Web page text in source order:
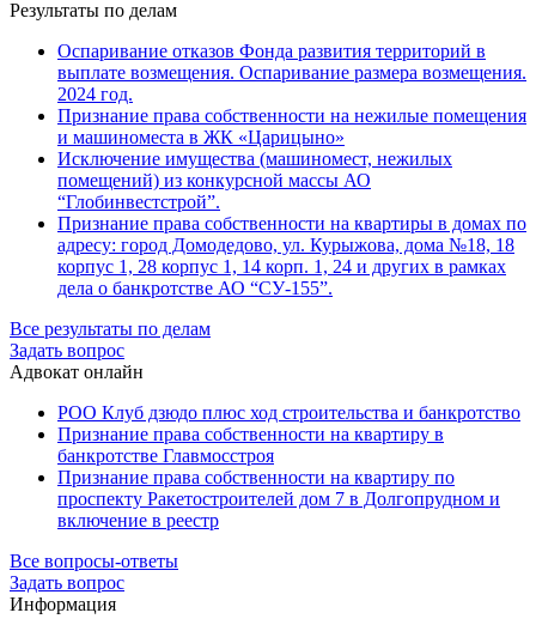
Результаты по делам
Оспаривание отказов Фонда развития территорий в
выплате возмещения. Оспаривание размера возмещения.
2024 год.
Признание права собственности на нежилые помещения
и машиноместа в ЖК «Царицыно»
Исключение имущества (машиномест, нежилых
помещений) из конкурсной массы АО
“Глобинвестстрой”.
Признание права собственности на квартиры в домах по
адресу: город Домодедово, ул. Курыжова, дома №18, 18
корпус 1, 28 корпус 1, 14 корп. 1, 24 и других в рамках
дела о банкротстве АО “СУ-155”.
Все результаты по делам
Задать вопрос
Адвокат онлайн
РОО Клуб дзюдо плюс ход строительства и банкротство
Признание права собственности на квартиру в
банкротстве Главмосстроя
Признание права собственности на квартиру по
проспекту Ракетостроителей дом 7 в Долгопрудном и
включение в реестр
Все вопросы-ответы
Задать вопрос
Информация